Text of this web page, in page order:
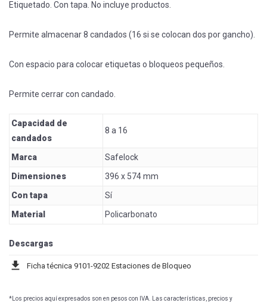
Etiquetado. Con tapa. No incluye productos.
Permite almacenar 8 candados (16 si se colocan dos por gancho).
Con espacio para colocar etiquetas o bloqueos pequeños.
Permite cerrar con candado.
Capacidad de
candados
8 a 16
Marca
Safelock
Dimensiones
396 x 574 mm
Con tapa
Sí
Material
Policarbonato
Descargas
download Ficha técnica 9101-9202 Estaciones de Bloqueo
*Los precios aquí expresados son en pesos con IVA. Las características, precios y